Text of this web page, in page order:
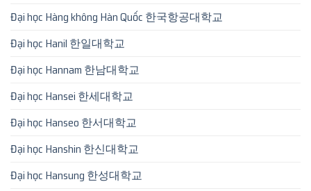
Đại học Hàng không Hàn Quốc 한국항공대학교
Đại học Hanil 한일대학교
Đại học Hannam 한남대학교
Đại học Hansei 한세대학교
Đại học Hanseo 한서대학교
Đại học Hanshin 한신대학교
Đại học Hansung 한성대학교